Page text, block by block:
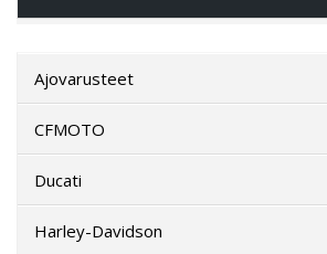
Ajovarusteet
CFMOTO
Ducati
Harley-Davidson